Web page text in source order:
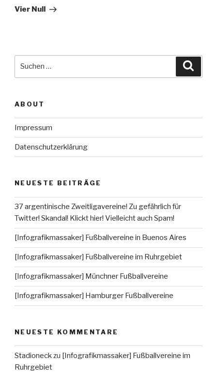
Beitrag
Vier Null
ABOUT
Impressum
Datenschutzerklärung
NEUESTE BEITRÄGE
37 argentinische Zweitligavereine! Zu gefährlich für
Twitter! Skandal! Klickt hier! Vielleicht auch Spam!
[Infografikmassaker] Fußballvereine in Buenos Aires
[Infografikmassaker] Fußballvereine im Ruhrgebiet
[Infografikmassaker] Münchner Fußballvereine
[Infografikmassaker] Hamburger Fußballvereine
NEUESTE KOMMENTARE
Stadioneck zu [Infografikmassaker] Fußballvereine im
Ruhrgebiet